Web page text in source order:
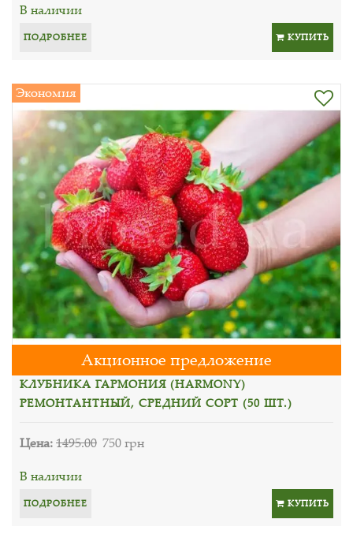
В наличии
ПОДРОБНЕЕ КУПИТЬ
Экономия
Акционное предложение
КЛУБНИКА ГАРМОНИЯ (HARMONY)
РЕМОНТАНТНЫЙ, СРЕДНИЙ СОРТ (50 ШТ.)
Цена:1495.00 750 грн
В наличии
ПОДРОБНЕЕ КУПИТЬ